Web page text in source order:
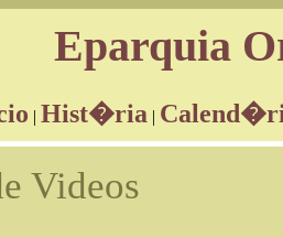
Eparquia
| Hist�ria |
Videos